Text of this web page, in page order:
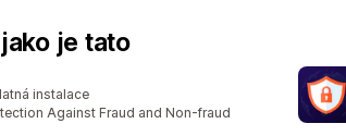
je tato
71
instalace
Against Fraud and Non-fraud